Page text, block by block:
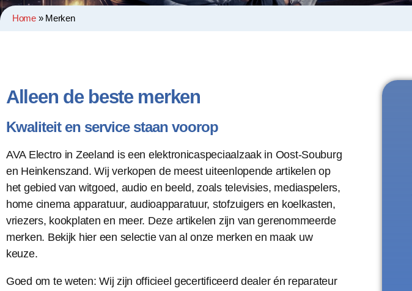
Home» Merken
Alleen de beste merken
Kwaliteit en service staan voorop
AVA Electro in Zeeland is een elektronicaspeciaalzaak in Oost-Souburg
en Heinkenszand. Wij verkopen de meest uiteenlopende artikelen op
het gebied van witgoed, audio en beeld, zoals televisies, mediaspelers,
home cinema apparatuur, audioapparatuur, stofzuigers en koelkasten,
vriezers, kookplaten en meer. Deze artikelen zijn van gerenommeerde
merken. Bekijk hier een selectie van al onze merken en maak uw
keuze.
Goed om te weten: Wij zijn officieel gecertificeerd dealer én reparateur